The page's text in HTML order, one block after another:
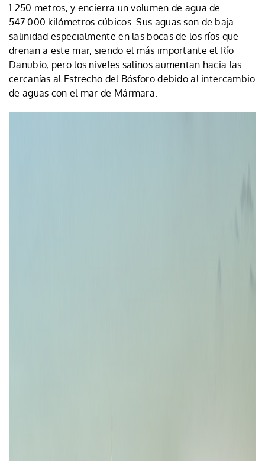
1.250 metros, y encierra un volumen de agua de
547.000 kilómetros cúbicos. Sus aguas son de baja
salinidad especialmente en las bocas de los ríos que
drenan a este mar, siendo el más importante el Río
Danubio, pero los niveles salinos aumentan hacia las
cercanías al Estrecho del Bósforo debido al intercambio
de aguas con el mar de Mármara.